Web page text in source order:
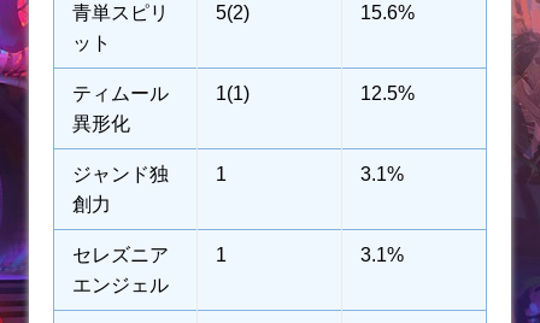
青単スピリ
ット
5(2) 15.6%
ティムール
異形化
1(1) 12.5%
ジャンド独
創力
1 3.1%
セレズニア
エンジェル
1 3.1%